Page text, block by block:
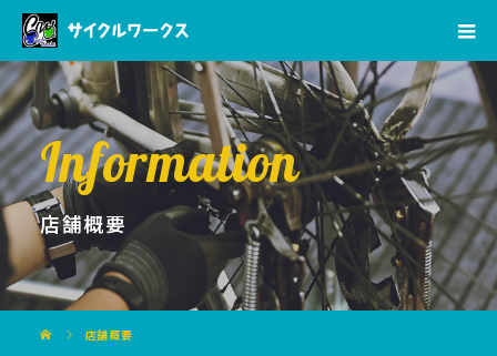
Information
店舗概要
店舗概要